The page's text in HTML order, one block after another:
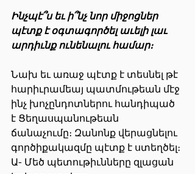
Ինչպէ՞ս եւ ի՞նչ նոր միջոցներ
պէտք է օգտագործել աւելի լաւ
արդիւնք ունենալու համար։
Նախ եւ առաջ պէտք է տեսնել թէ
հարիւրամեայ պատմութեան մէջ
ինչ խոչընդոտներու հանդիպած
է Ցեղասպանութեան
ճանաչումը։ Զանոնք վերացնելու
գործիքակազմը պէտք է ստեղծել։
Ա- Մեծ պետութիւնները զլացան